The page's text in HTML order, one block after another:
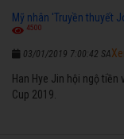
Mỹ nhân 'Truyền thuyết
4500
03/01/2019 7:00:42 SA
Han Hye Jin hội ngộ tiền
Cup 2019.